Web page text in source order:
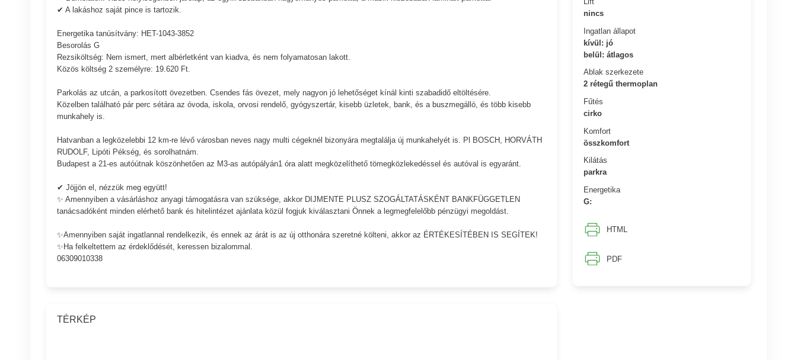
nincs
Ingatlan állapot
kívül: jó
belül: átlagos
Ablak szerkezete
2 rétegű thermoplan
Fűtés
cirko
Komfort
összkomfort
Kilátás
parkra
Energetika
G:
HTML
PDF
✔ A lakáshoz saját pince is tartozik.
Energetika tanúsítvány: HET-1043-3852
Besorolás G
Rezsiköltség: Nem ismert, mert albérletként van kiadva, és nem folyamatosan lakott.
Közös költség 2 személyre: 19.620 Ft.
Parkolás az utcán, a parkosított övezetben. Csendes fás övezet, mely nagyon jó lehetőséget kínál kinti szabadidő eltöltésére.
Közelben található pár perc sétára az óvoda, iskola, orvosi rendelő, gyógyszertár, kisebb üzletek, bank, és a buszmegálló, és több kisebb
munkahely is.
Hatvanban a legközelebbi 12 km-re lévő városban neves nagy multi cégeknél bizonyára megtalálja új munkahelyét is. Pl BOSCH, HORVÁTH
RUDOLF, Lipóti Pékség, és sorolhatnám.
Budapest a 21-es autóútnak köszönhetően az M3-as autópályán1 óra alatt megközelíthető tömegközlekedéssel és autóval is egyaránt.
✔ Jöjjön el, nézzük meg együtt!
✨ Amennyiben a vásárláshoz anyagi támogatásra van szüksége, akkor DIJMENTE PLUSZ SZOGÁLTATÁSKÉNT BANKFÜGGETLEN
tanácsadóként minden elérhető bank és hitelintézet ajánlata közül fogjuk kiválasztani Önnek a legmegfelelőbb pénzügyi megoldást.
✨Amennyiben saját ingatlannal rendelkezik, és ennek az árát is az új otthonára szeretné költeni, akkor az ÉRTÉKESÍTÉBEN IS SEGÍTEK!
✨Ha felkeltettem az érdeklődését, keressen bizalommal.
06309010338
TÉRKÉP